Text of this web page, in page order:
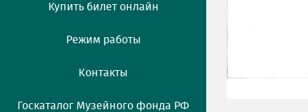
Купить билет онлайн
Режим работы
Контакты
Госкаталог Музейного фонда РФ